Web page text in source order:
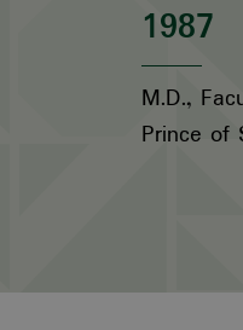
1987
M.D.,
Prince of